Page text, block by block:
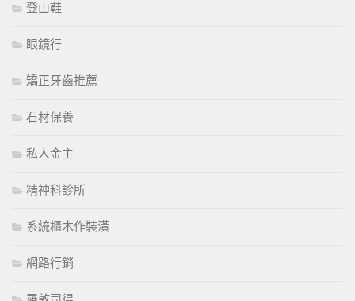
登山鞋
眼鏡行
矯正牙齒推薦
石材保養
私人金主
精神科診所
系統櫃木作裝潢
網路行銷